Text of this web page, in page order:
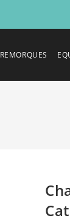
REMORQUES